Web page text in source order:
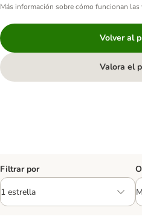
Más información sobre cómo funcionan las
Volver al
Valora el
Filtrar por